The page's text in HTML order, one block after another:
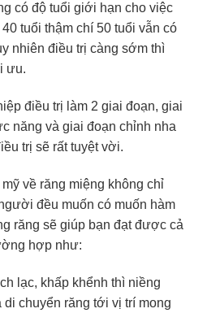
có độ tuổi giới hạn cho việc
tuổi thậm chí 50 tuổi vẫn có
nhiên điều trị càng sớm thì
ưu.
điều trị làm 2 giai đoạn, giai
năng và giai đoạn chỉnh nha
trị sẽ rất tuyệt vời.
về răng miệng không chỉ
đều muốn có muốn hàm
răng sẽ giúp bạn đạt được cả
hợp như:
lạc, khấp khểnh thì niềng
di chuyển răng tới vị trí mong